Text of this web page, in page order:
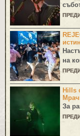
на
Hills
За